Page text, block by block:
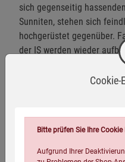
sich gegenseitig
Sunniten, stehen sich
hochgerüstet gegenüber.
der IS werden wieder
ihre mörderischen
mit Atomwaffen
Weltkrieg möglich?
Cookie-
Bitte prüfen Sie Ihre
Aufgrund Ihrer